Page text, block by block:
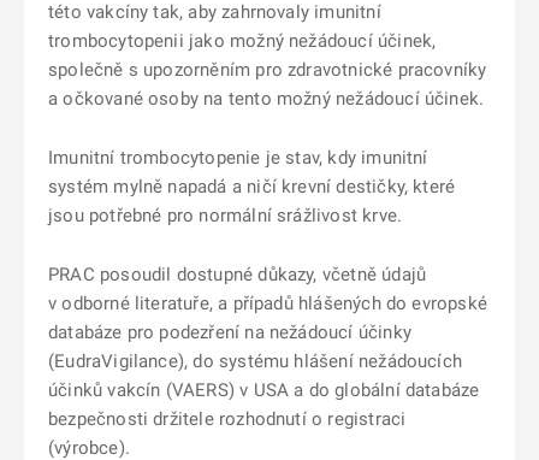
této vakcíny tak, aby zahrnovaly imunitní
trombocytopenii jako možný nežádoucí účinek,
společně s upozorněním pro zdravotnické pracovníky
a očkované osoby na tento možný nežádoucí účinek.
Imunitní trombocytopenie je stav, kdy imunitní
systém mylně napadá a ničí krevní destičky, které
jsou potřebné pro normální srážlivost krve.
PRAC posoudil dostupné důkazy, včetně údajů
v odborné literatuře, a případů hlášených do evropské
databáze pro podezření na nežádoucí účinky
(EudraVigilance), do systému hlášení nežádoucích
účinků vakcín (VAERS) v USA a do globální databáze
bezpečnosti držitele rozhodnutí o registraci
(výrobce).